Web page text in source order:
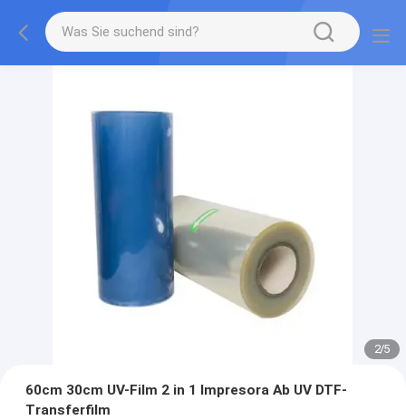
2/5
60cm 30cm UV-Film 2 in 1 Impresora Ab UV DTF-
Transferfilm